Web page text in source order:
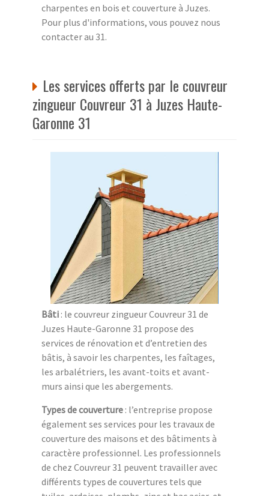
charpentes en bois et couverture à Juzes.
Pour plus d'informations, vous pouvez nous
contacter au 31.
Les services offerts par le couvreur
zingueur Couvreur 31 à Juzes Haute-
Garonne 31
Bâti : le couvreur zingueur Couvreur 31 de
Juzes Haute-Garonne 31 propose des
services de rénovation et d’entretien des
bâtis, à savoir les charpentes, les faîtages,
les arbalétriers, les avant-toits et avant-
murs ainsi que les abergements.
Types de couverture : l’entreprise propose
également ses services pour les travaux de
couverture des maisons et des bâtiments à
caractère professionnel. Les professionnels
de chez Couvreur 31 peuvent travailler avec
différents types de couvertures tels que